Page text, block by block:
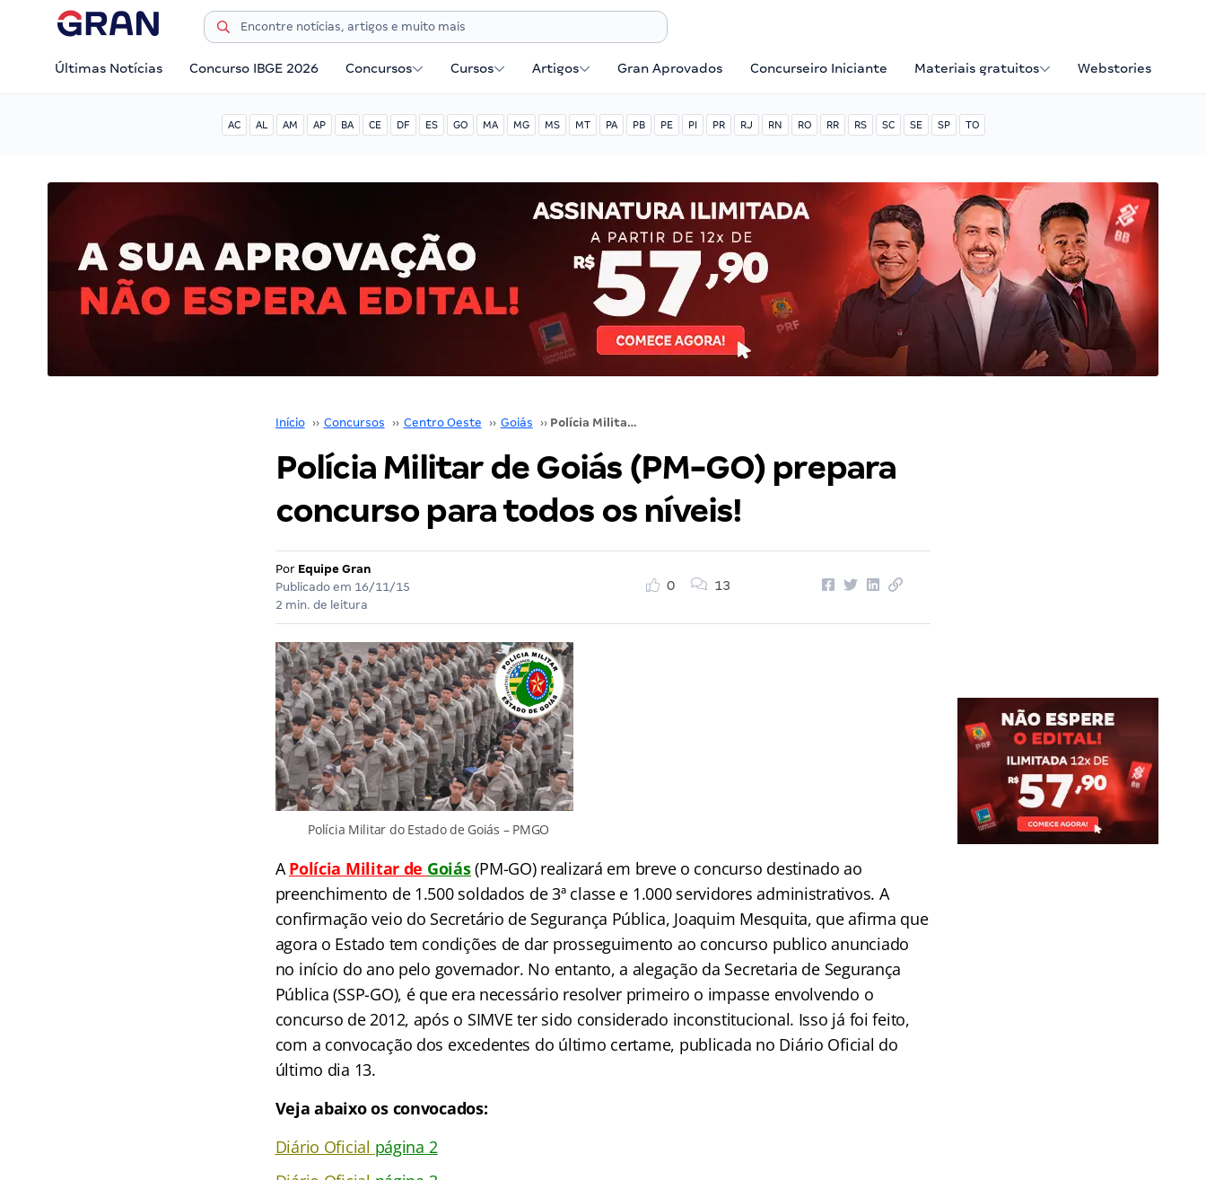
Últimas Notícias Concurso IBGE 2026 Concursos Cursos Artigos Gran Aprovados Concurseiro Iniciante Materiais gratuitos Webstories
AC AL AM AP BA CE DF ES GO MA MG MS MT PA PB PE PI PR RJ RN RO RR RS SC SE SP TO
Início ›› Concursos ›› Centro Oeste ›› Goiás ›› Polícia Militar de Goiás (PM-GO) prepara concurso para todos os níveis!
Polícia Militar de Goiás (PM-GO) prepara
concurso para todos os níveis!
Por Equipe Gran
Publicado em 16/11/15
2 min. de leitura
0 13
Polícia Militar do Estado de Goiás – PMGO
APolícia Militar de Goiás(PM-GO) realizará em breve o concurso destinado ao
preenchimento de 1.500 soldados de 3ª classe e 1.000 servidores administrativos. A
confirmação veio do Secretário de Segurança Pública, Joaquim Mesquita, que afirma que
agora o Estado tem condições de dar prosseguimento ao concurso publico anunciado
no início do ano pelo governador. No entanto, a alegação da Secretaria de Segurança
Pública (SSP-GO), é que era necessário resolver primeiro o impasse envolvendo o
concurso de 2012, após o SIMVE ter sido considerado inconstitucional. Isso já foi feito,
com a convocação dos excedentes do último certame, publicada no Diário Oficial do
último dia 13.
Veja abaixo os convocados:
Diário Oficial página 2